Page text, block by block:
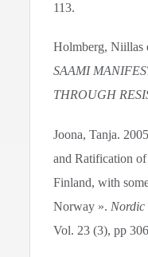
113.
Holmberg, Niillas
SAAMI
THROUGH
Joona, Tanja.
and Ratification
Finland, with
Norway ». Nordic
Vol. 23 (3), pp